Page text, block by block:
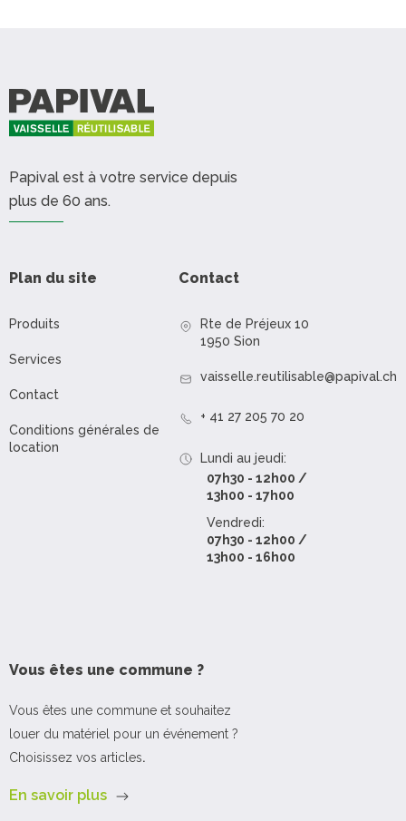
Papival est à votre service depuis
plus de 60 ans.
Plan du site
Produits
Services
Contact
Conditions générales de
location
Contact
Rte de Préjeux 10
1950 Sion
vaisselle.reutilisable@papival.ch
+ 41 27 205 70 20
Lundi au jeudi:
07h30 - 12h00 /
13h00 - 17h00
Vendredi:
07h30 - 12h00 /
13h00 - 16h00
Vous êtes une commune ?
Vous êtes une commune et souhaitez
louer du matériel pour un événement ?
Choisissez vos articles.
En savoir plus